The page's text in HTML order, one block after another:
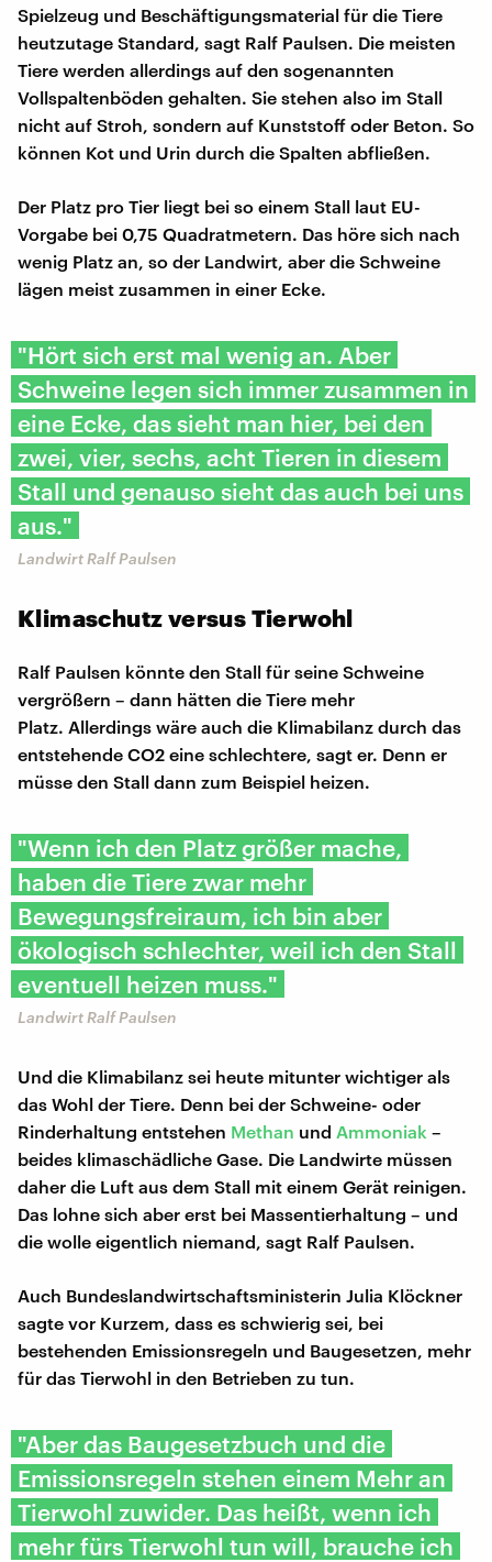
Spielzeug und Beschäftigungsmaterial für die Tiere
heutzutage Standard, sagt Ralf Paulsen. Die meisten
Tiere werden allerdings auf den sogenannten
Vollspaltenböden gehalten. Sie stehen also im Stall
nicht auf Stroh, sondern auf Kunststoff oder Beton. So
können Kot und Urin durch die Spalten abfließen.
Der Platz pro Tier liegt bei so einem Stall laut EU-
Vorgabe bei 0,75 Quadratmetern. Das höre sich nach
wenig Platz an, so der Landwirt, aber die Schweine
lägen meist zusammen in einer Ecke.
"Hört sich erst mal wenig an. Aber
Schweine legen sich immer zusammen in
eine Ecke, das sieht man hier, bei den
zwei, vier, sechs, acht Tieren in diesem
Stall und genauso sieht das auch bei uns
aus."
Landwirt Ralf Paulsen
Klimaschutz versus Tierwohl
Ralf Paulsen könnte den Stall für seine Schweine
vergrößern – dann hätten die Tiere mehr
Platz. Allerdings wäre auch die Klimabilanz durch das
entstehende CO2 eine schlechtere, sagt er. Denn er
müsse den Stall dann zum Beispiel heizen.
"Wenn ich den Platz größer mache,
haben die Tiere zwar mehr
Bewegungsfreiraum, ich bin aber
ökologisch schlechter, weil ich den Stall
eventuell heizen muss."
Landwirt Ralf Paulsen
Und die Klimabilanz sei heute mitunter wichtiger als
das Wohl der Tiere. Denn bei der Schweine- oder
Rinderhaltung entstehen Methan und Ammoniak –
beides klimaschädliche Gase. Die Landwirte müssen
daher die Luft aus dem Stall mit einem Gerät reinigen.
Das lohne sich aber erst bei Massentierhaltung – und
die wolle eigentlich niemand, sagt Ralf Paulsen.
Auch Bundeslandwirtschaftsministerin Julia Klöckner
sagte vor Kurzem, dass es schwierig sei, bei
bestehenden Emissionsregeln und Baugesetzen, mehr
für das Tierwohl in den Betrieben zu tun.
"Aber das Baugesetzbuch und die
Emissionsregeln stehen einem Mehr an
Tierwohl zuwider. Das heißt, wenn ich
mehr fürs Tierwohl tun will, brauche ich